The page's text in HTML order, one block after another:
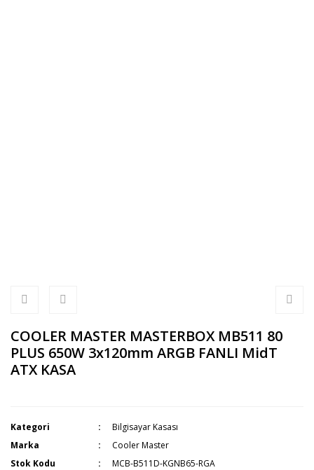
COOLER MASTER MASTERBOX MB511 80
PLUS 650W 3x120mm ARGB FANLI MidT
ATX KASA
Kategori
Bilgisayar Kasası
Marka
Cooler Master
Stok Kodu
MCB-B511D-KGNB65-RGA